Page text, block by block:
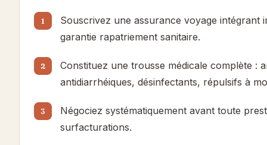
Souscrivez une assurance voyage intégrant
garantie rapatriement sanitaire.
Constituez une trousse médicale complète :
antidiarrhéiques, désinfectants, répulsifs à
Négociez systématiquement avant toute
surfacturations.